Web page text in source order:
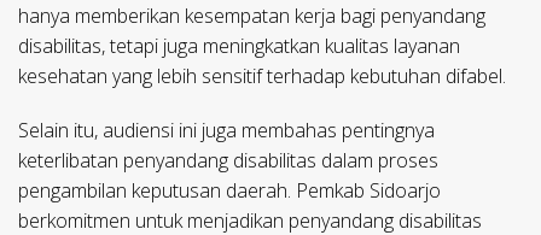
hanya memberikan kesempatan kerja bagi penyandang
disabilitas, tetapi juga meningkatkan kualitas layanan
kesehatan yang lebih sensitif terhadap kebutuhan difabel.
Selain itu, audiensi ini juga membahas pentingnya
keterlibatan penyandang disabilitas dalam proses
pengambilan keputusan daerah. Pemkab Sidoarjo
berkomitmen untuk menjadikan penyandang disabilitas